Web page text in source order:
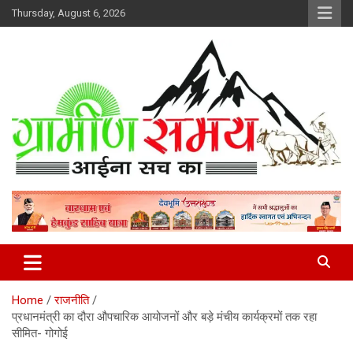
Skip
to
Thursday, August 6, 2026
Gramin Samay
Home
राजनीति
प्रधानमंत्री का दौरा औपचारिक आयोजनों और बड़े मंचीय कार्यक्रमों तक रहा
सीमित- गोगोई